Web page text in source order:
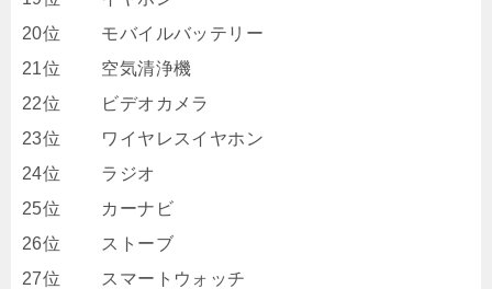
20位 モバイルバッテリー
21位 空気清浄機
22位 ビデオカメラ
23位 ワイヤレスイヤホン
24位 ラジオ
25位 カーナビ
26位 ストーブ
27位 スマートウォッチ